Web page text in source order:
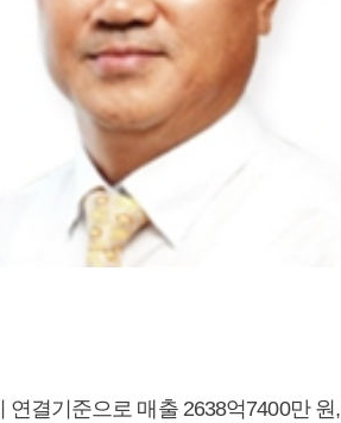
연결기준으로 매출 2638억7400만